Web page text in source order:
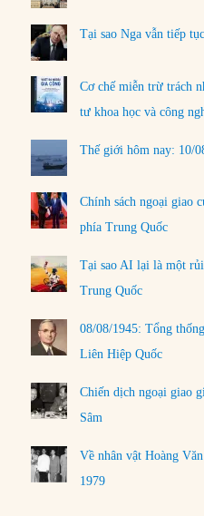
Tại sao Nga vẫn tiếp
Cơ chế miễn trừ trách
tư khoa học và công
Thế giới hôm nay: 10/
Chính sách ngoại giao
phía Trung Quốc
Tại sao AI lại là một
Trung Quốc
08/08/1945: Tổng
Liên Hiệp Quốc
Chiến dịch ngoại giao
Sâm
Về nhân vật Hoàng
1979